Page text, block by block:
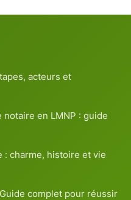
acteurs et
en LMNP : guide
: charme, histoire et vie
complet pour réussir